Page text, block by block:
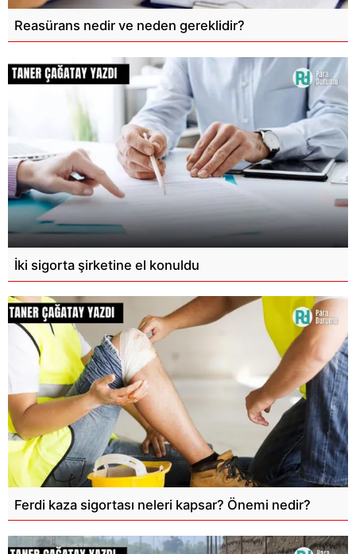
Reasürans nedir ve neden gereklidir?
İki sigorta şirketine el konuldu
Ferdi kaza sigortası neleri kapsar? Önemi nedir?